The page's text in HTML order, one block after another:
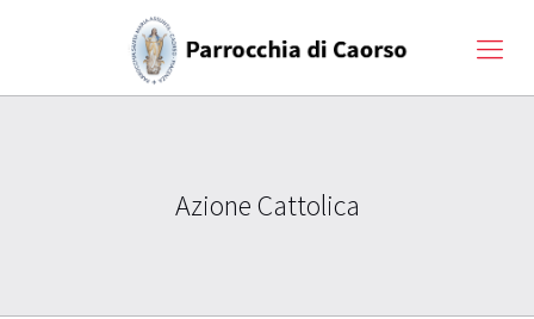
Azione Cattolica